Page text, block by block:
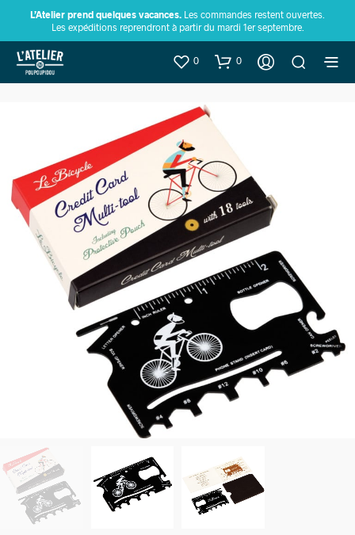
L’Atelier prend quelques vacances. Les commandes restent ouvertes.
Les expéditions reprendront à partir du mardi 1er septembre.
0 0